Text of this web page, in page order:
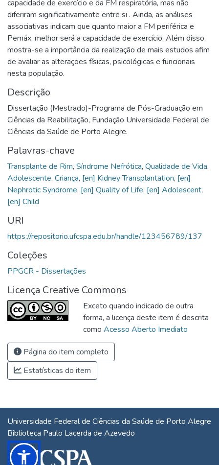
capacidade de exercício e da FM respiratória, mas não
diferiram significativamente entre si . Ainda, as análises
associativas indicam que quanto maior a FM periférica e
Pemáx, melhor será a capacidade de exercício. Além disso,
mostra-se a importância da realização de mais estudos afim
de avaliar as alterações físicas, psicológicas e funcionais
nesta população.
Descrição
Dissertação (Mestrado)-Programa de Pós-Graduação em
Ciências da Reabilitação, Fundação Universidade Federal de
Ciências da Saúde de Porto Alegre.
Palavras-chave
Transplante de Rim, Síndrome Nefrótica, Qualidade de Vida,
Adolescente, Criança, [en] Kidney Transplantation, [en]
Nephrotic Syndrome, [en] Quality of Life, [en] Adolescent,
[en] Child
URI
https://repositorio.ufcspa.edu.br/handle/123456789/137
Coleções
PPGCR - Dissertações
Licença Creative Commons
Exceto quando indicado de outra
forma, a licença deste item é descrita
como Acesso Aberto Imediato
Página do item completo
Estatísticas do item
Universidade Federal de Ciências da Saúde de Porto Alegre
Biblioteca Paulo Lacerda de Azevedo